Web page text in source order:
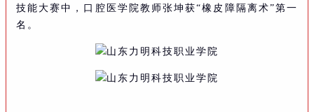
技能大赛中，口腔医学院教师张坤获“橡皮障隔离术”第一
名。